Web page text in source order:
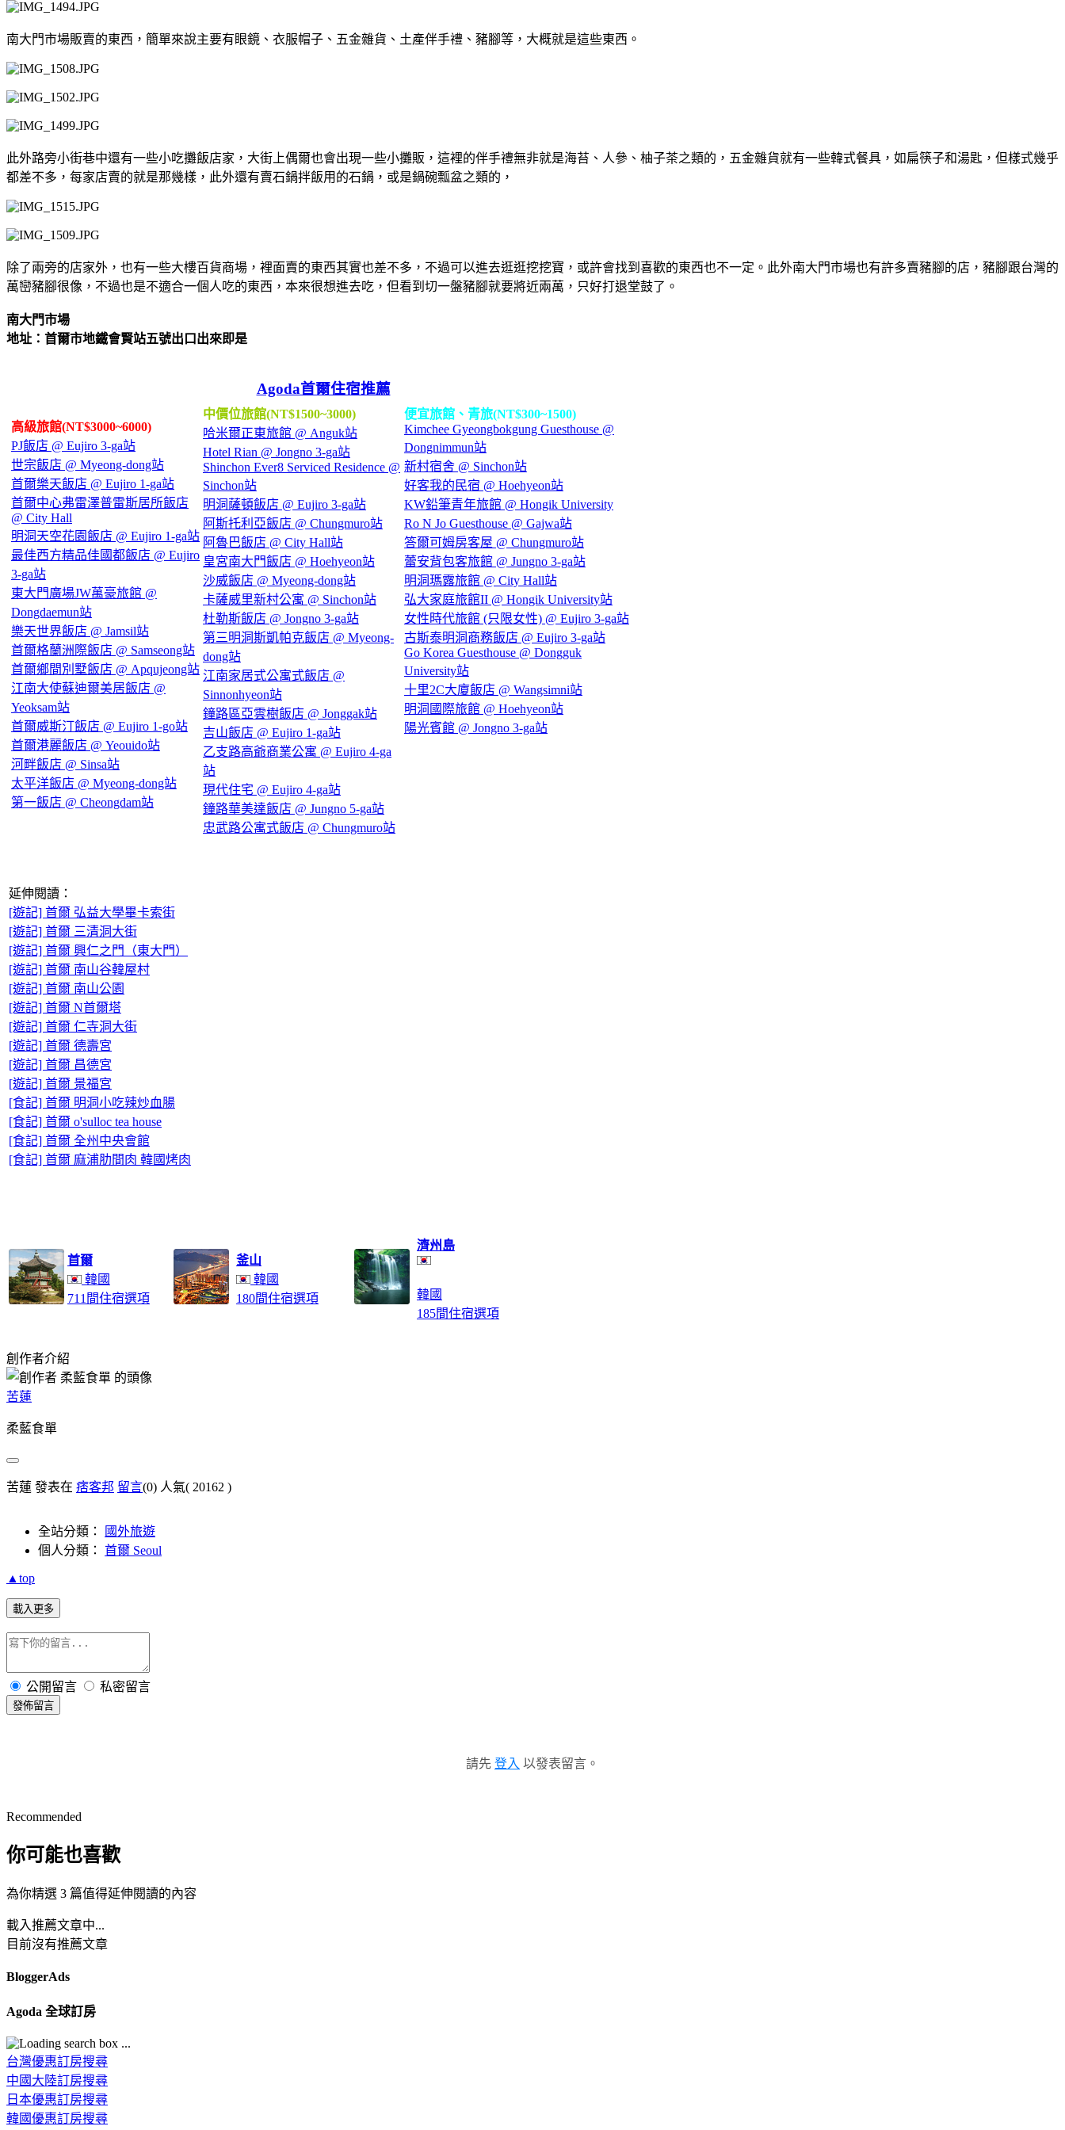
南大門市場販賣的東西，簡單來說主要有眼鏡、衣服帽子、五金雜貨、土產伴手禮、豬腳等，大概就是這些東西。
此外路旁小街巷中還有一些小吃攤飯店家，大街上偶爾也會出現一些小攤販，這裡的伴手禮無非就是海苔、人參、柚子茶之類的，五金雜貨就有一些韓式餐具，如扁筷子和湯匙，但樣式幾乎
都差不多，每家店賣的就是那幾樣，此外還有賣石鍋拌飯用的石鍋，或是鍋碗瓢盆之類的，
除了兩旁的店家外，也有一些大樓百貨商場，裡面賣的東西其實也差不多，不過可以進去逛逛挖挖寶，或許會找到喜歡的東西也不一定。此外南大門市場也有許多賣豬腳的店，豬腳跟台灣的
萬巒豬腳很像，不過也是不適合一個人吃的東西，本來很想進去吃，但看到切一盤豬腳就要將近兩萬，只好打退堂鼓了。
南大門市場
地址：首爾市地鐵會賢站五號出口出來即是
Agoda首爾住宿推薦
高級旅館(NT$3000~6000)
PJ飯店 @ Eujiro 3-ga站
世宗飯店 @ Myeong-dong站
首爾樂天飯店 @ Eujiro 1-ga站
首爾中心弗雷澤普雷斯居所飯店
@ City Hall
明洞天空花園飯店 @ Eujiro 1-ga站
最佳西方精品佳國都飯店 @ Eujiro
3-ga站
東大門廣場JW萬豪旅館 @
Dongdaemun站
樂天世界飯店 @ Jamsil站
首爾格蘭洲際飯店 @ Samseong站
首爾鄉間別墅飯店 @ Apqujeong站
江南大使蘇迪爾美居飯店 @
Yeoksam站
首爾威斯汀飯店 @ Eujiro 1-go站
首爾港麗飯店 @ Yeouido站
河畔飯店 @ Sinsa站
太平洋飯店 @ Myeong-dong站
第一飯店 @ Cheongdam站
中價位旅館(NT$1500~3000)
哈米爾正東旅館 @ Anguk站
Hotel Rian @ Jongno 3-ga站
Shinchon Ever8 Serviced Residence @
Sinchon站
明洞薩頓飯店 @ Eujiro 3-ga站
阿斯托利亞飯店 @ Chungmuro站
阿魯巴飯店 @ City Hall站
皇宮南大門飯店 @ Hoehyeon站
沙威飯店 @ Myeong-dong站
卡薩威里新村公寓 @ Sinchon站
杜勒斯飯店 @ Jongno 3-ga站
第三明洞斯凱帕克飯店 @ Myeong-
dong站
江南家居式公寓式飯店 @
Sinnonhyeon站
鐘路區亞雲樹飯店 @ Jonggak站
吉山飯店 @ Eujiro 1-ga站
乙支路高爺商業公寓 @ Eujiro 4-ga
站
現代住宅 @ Eujiro 4-ga站
鐘路華美達飯店 @ Jungno 5-ga站
忠武路公寓式飯店 @ Chungmuro站
便宜旅館、青旅(NT$300~1500)
Kimchee Gyeongbokgung Guesthouse @
Dongnimmun站
新村宿舍 @ Sinchon站
好客我的民宿 @ Hoehyeon站
KW鉛筆青年旅館 @ Hongik University
Ro N Jo Guesthouse @ Gajwa站
答爾可姆房客屋 @ Chungmuro站
蕾安背包客旅館 @ Jungno 3-ga站
明洞瑪露旅館 @ City Hall站
弘大家庭旅館II @ Hongik University站
女性時代旅館 (只限女性) @ Eujiro 3-ga站
古斯泰明洞商務飯店 @ Eujiro 3-ga站
Go Korea Guesthouse @ Dongguk
University站
十里2C大廈飯店 @ Wangsimni站
明洞國際旅館 @ Hoehyeon站
陽光賓館 @ Jongno 3-ga站
延伸閱讀：
[遊記] 首爾 弘益大學畢卡索街
[遊記] 首爾 三清洞大街
[遊記] 首爾 興仁之門（東大門）
[遊記] 首爾 南山谷韓屋村
[遊記] 首爾 南山公園
[遊記] 首爾 N首爾塔
[遊記] 首爾 仁寺洞大街
[遊記] 首爾 德壽宮
[遊記] 首爾 昌德宮
[遊記] 首爾 景福宮
[食記] 首爾 明洞小吃辣炒血腸
[食記] 首爾 o'sulloc tea house
[食記] 首爾 全州中央會館
[食記] 首爾 麻浦肋間肉 韓國烤肉
首爾
韓國
711間住宿選項
釜山
韓國
180間住宿選項
濟州島
韓國
185間住宿選項
創作者介紹
苦蓮
柔藍食單
苦蓮 發表在 痞客邦 留言(0) 人氣( 20162 )
全站分類：
國外旅遊
個人分類： 首爾 Seoul
▲top
載入更多
公開留言 私密留言
發佈留言
請先 登入 以發表留言。
Recommended
你可能也喜歡
為你精選 3 篇值得延伸閱讀的內容
載入推薦文章中...
目前沒有推薦文章
BloggerAds
Agoda 全球訂房
台灣優惠訂房搜尋
中國大陸訂房搜尋
日本優惠訂房搜尋
韓國優惠訂房搜尋